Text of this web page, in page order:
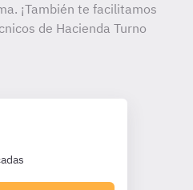
¡También te facilitamos
de Hacienda Turno